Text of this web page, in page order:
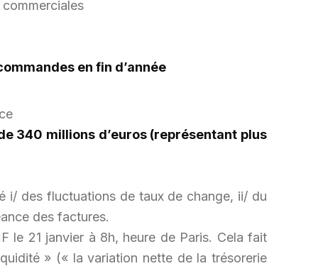
en fin d’année
340 millions d’euros (représentant plus
i/ des fluctuations de taux de change, ii/ du
des factures.
le 21 janvier à 8h, heure de Paris. Cela fait
» (« la variation nette de la trésorerie